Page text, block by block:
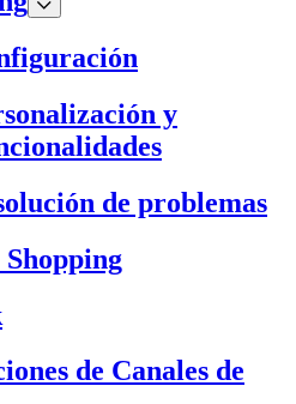
y
de problemas
Shopping
de Canales de